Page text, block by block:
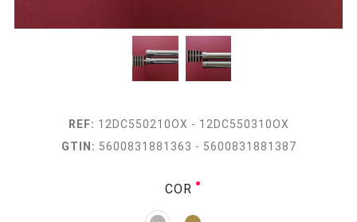
REF: 12DC550210OX - 12DC550310OX
GTIN: 5600831881363 - 5600831881387
COR